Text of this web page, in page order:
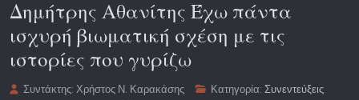
Δημήτρης Αθανίτης Έχω πάντα
ισχυρή βιωματική σχέση με τις
ιστορίες που γυρίζω
Συντάκτης:Χρήστος Ν. Καρακάσης Κατηγορία:Συνεντεύξεις